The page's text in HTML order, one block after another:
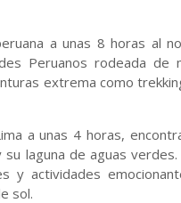
a unas 8 horas al
Peruanos rodeada de
extrema como
a unas 4 horas,
laguna de aguas
y actividades
sol.